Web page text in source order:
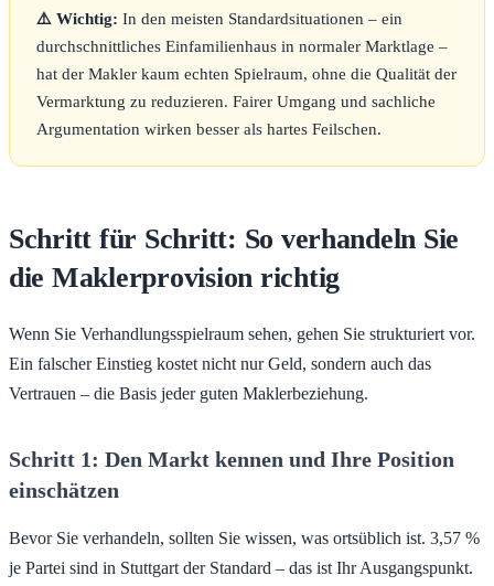
⚠️ Wichtig: In den meisten Standardsituationen – ein
durchschnittliches Einfamilienhaus in normaler Marktlage –
hat der Makler kaum echten Spielraum, ohne die Qualität der
Vermarktung zu reduzieren. Fairer Umgang und sachliche
Argumentation wirken besser als hartes Feilschen.
Schritt für Schritt: So verhandeln Sie
die Maklerprovision richtig
Wenn Sie Verhandlungsspielraum sehen, gehen Sie strukturiert vor.
Ein falscher Einstieg kostet nicht nur Geld, sondern auch das
Vertrauen – die Basis jeder guten Maklerbeziehung.
Schritt 1: Den Markt kennen und Ihre Position
einschätzen
Bevor Sie verhandeln, sollten Sie wissen, was ortsüblich ist. 3,57 %
je Partei sind in Stuttgart der Standard – das ist Ihr Ausgangspunkt.